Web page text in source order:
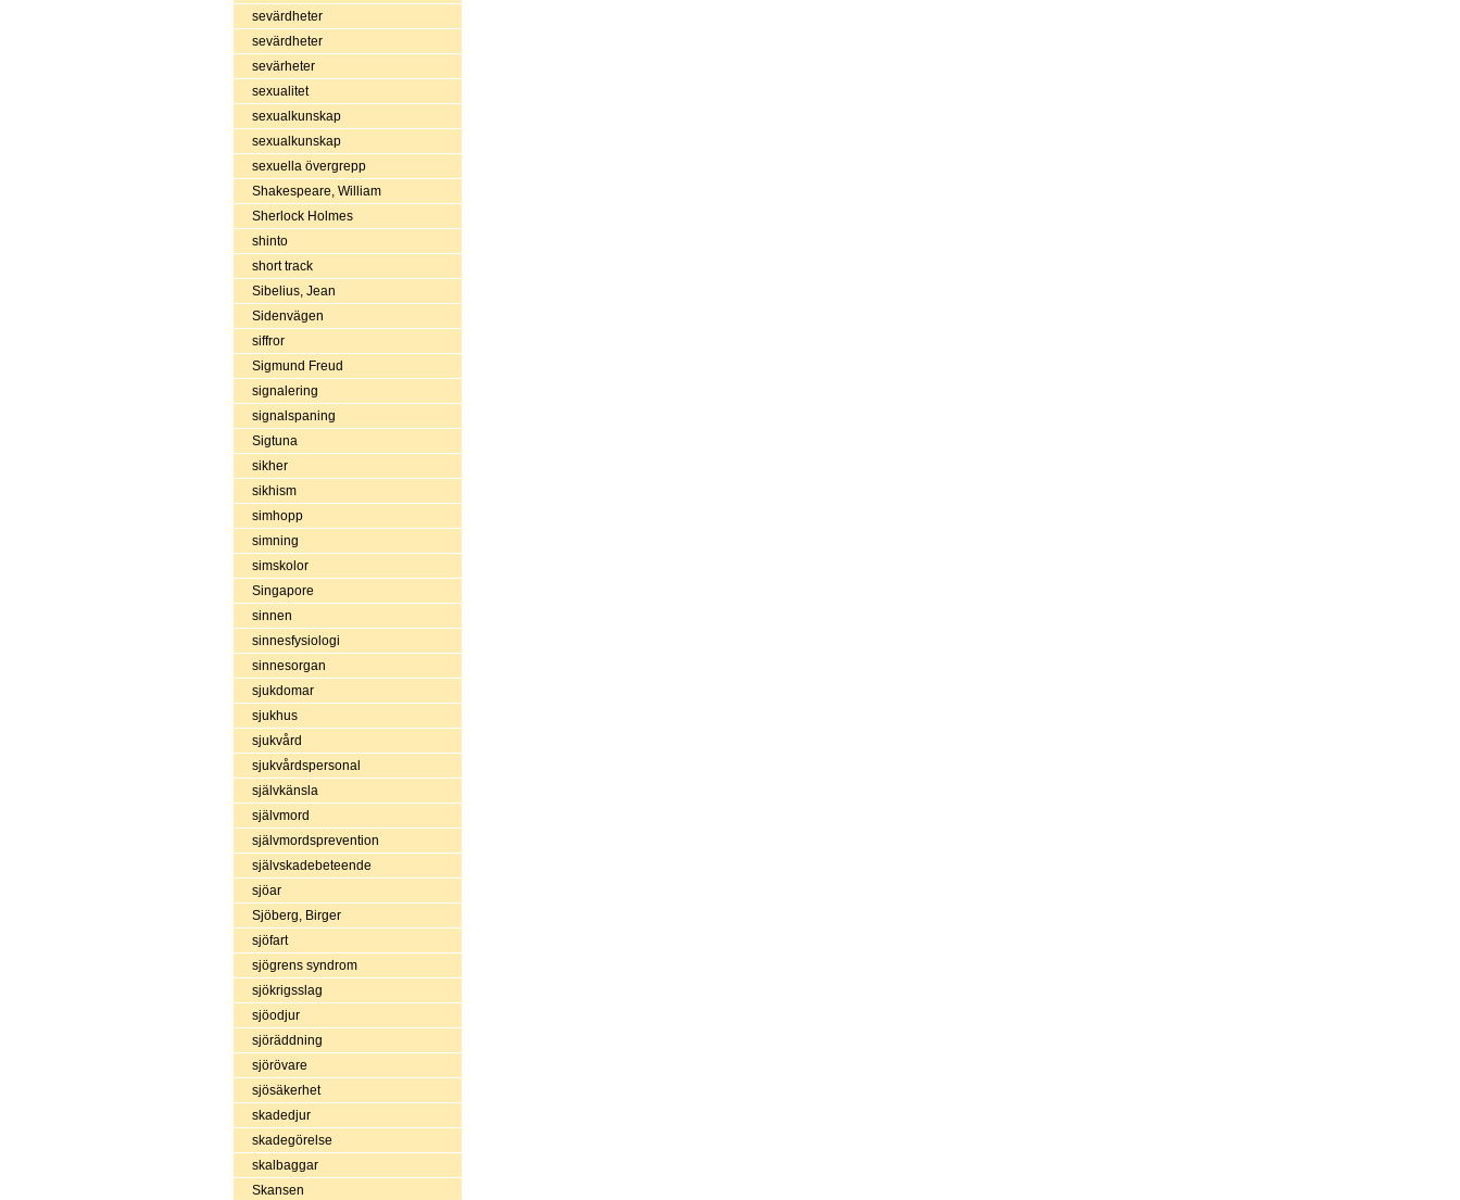
sevärdheter
sevärdheter
sevärheter
sexualitet
sexualkunskap
sexualkunskap
sexuella övergrepp
Shakespeare, William
Sherlock Holmes
shinto
short track
Sibelius, Jean
Sidenvägen
siffror
Sigmund Freud
signalering
signalspaning
Sigtuna
sikher
sikhism
simhopp
simning
simskolor
Singapore
sinnen
sinnesfysiologi
sinnesorgan
sjukdomar
sjukhus
sjukvård
sjukvårdspersonal
självkänsla
självmord
självmordsprevention
självskadebeteende
sjöar
Sjöberg, Birger
sjöfart
sjögrens syndrom
sjökrigsslag
sjöodjur
sjöräddning
sjörövare
sjösäkerhet
skadedjur
skadegörelse
skalbaggar
Skansen